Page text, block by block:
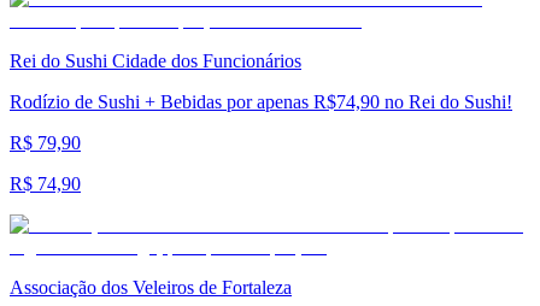
Rei do Sushi Cidade dos Funcionários
Rodízio de Sushi + Bebidas por apenas R$74,90 no Rei do Sushi!
R$ 79,90
R$ 74,90
Associação dos Veleiros de Fortaleza